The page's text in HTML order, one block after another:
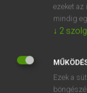
street value
street vendor
streetward
streetway
ezeket az
mindig
↓ 2
Ezek a